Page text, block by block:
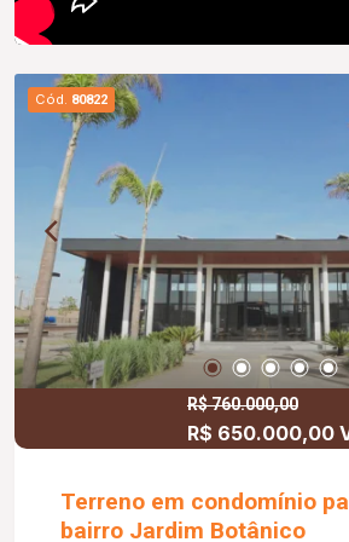
Cód. 80822
R$ 760.000,00
R$ 650.000,00
Terreno em condomínio
bairro Jardim Botânico